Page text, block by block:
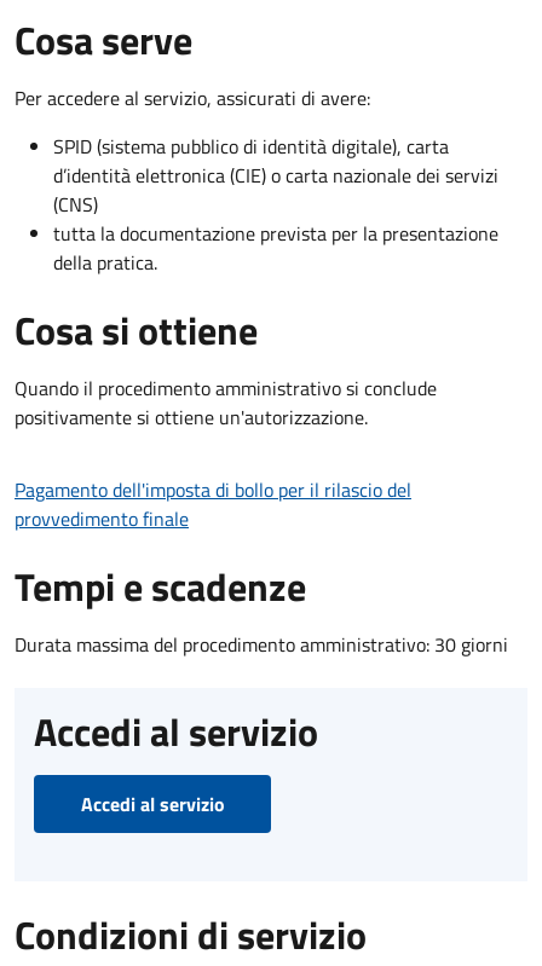
Cosa serve
Per accedere al servizio, assicurati di avere:
SPID (sistema pubblico di identità digitale), carta
d’identità elettronica (CIE) o carta nazionale dei servizi
(CNS)
tutta la documentazione prevista per la presentazione
della pratica.
Cosa si ottiene
Quando il procedimento amministrativo si conclude
positivamente si ottiene un'autorizzazione.
Pagamento dell'imposta di bollo per il rilascio del
provvedimento finale
Tempi e scadenze
Durata massima del procedimento amministrativo: 30 giorni
Accedi al servizio
Accedi al servizio
Condizioni di servizio